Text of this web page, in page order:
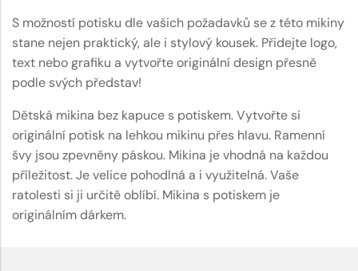
S možností potisku dle vašich požadavků se z této mikiny
stane nejen praktický, ale i stylový kousek. Přidejte logo,
text nebo grafiku a vytvořte originální design přesně
podle svých představ!
Dětská mikina bez kapuce s potiskem. Vytvořte si
originální potisk na lehkou mikinu přes hlavu. Ramenní
švy jsou zpevněny páskou. Mikina je vhodná na každou
příležitost. Je velice pohodlná a i využitelná. Vaše
ratolesti si ji určitě oblíbí. Mikina s potiskem je
originálním dárkem.